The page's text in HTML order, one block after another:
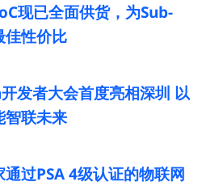
现已全面供货，为Sub-
佳性价比
发者大会首度亮相深圳 以
智联未来
过PSA 4级认证的物联网